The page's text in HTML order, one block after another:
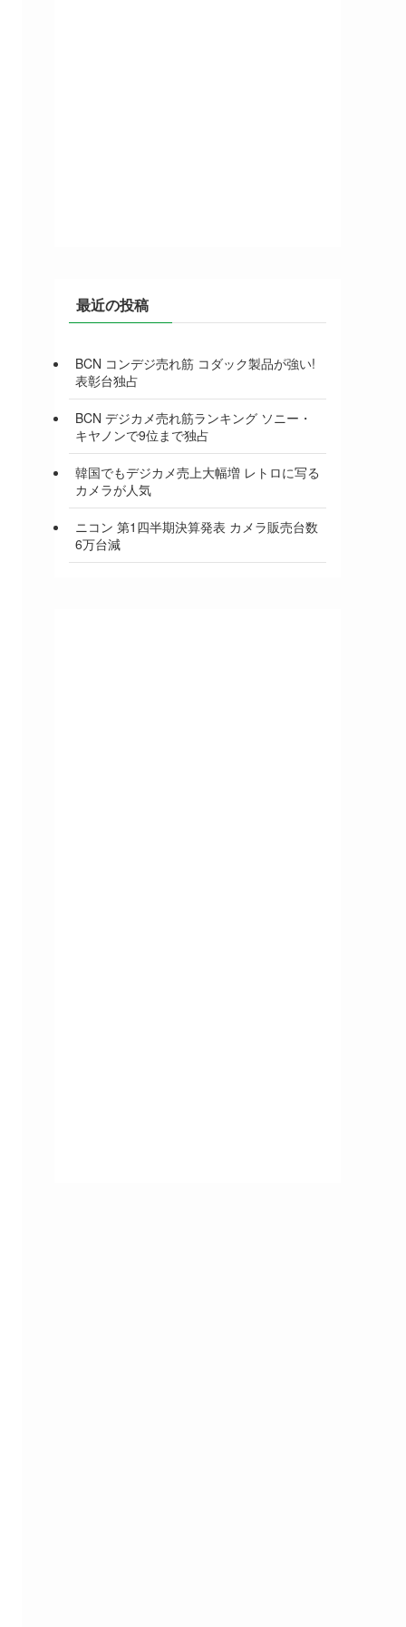
最近の投稿
BCN コンデジ売れ筋 コダック製品が強い!
表彰台独占
BCN デジカメ売れ筋ランキング ソニー・
キヤノンで9位まで独占
韓国でもデジカメ売上大幅増 レトロに写る
カメラが人気
ニコン 第1四半期決算発表 カメラ販売台数
6万台減